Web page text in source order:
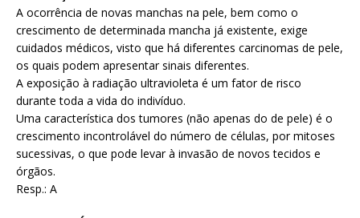
A ocorrência de novas manchas na pele, bem como o
crescimento de determinada mancha já existente, exige
cuidados médicos, visto que há diferentes carcinomas de pele,
os quais podem apresentar sinais diferentes.
A exposição à radiação ultravioleta é um fator de risco
durante toda a vida do indivíduo.
Uma característica dos tumores (não apenas do de pele) é o
crescimento incontrolável do número de células, por mitoses
sucessivas, o que pode levar à invasão de novos tecidos e
órgãos.
Resp.: A